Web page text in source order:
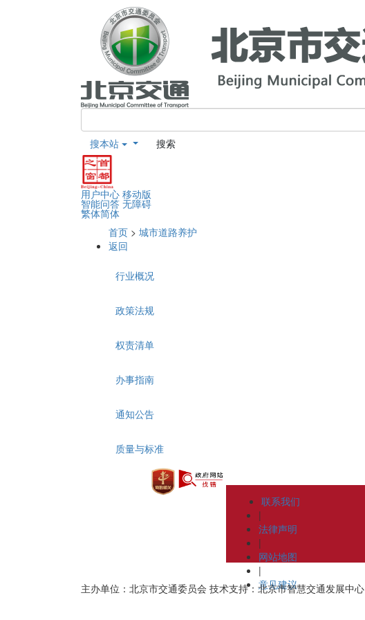
搜本站 搜索
用户中心 移动版
智能问答 无障碍
繁体简体
首页 > 城市道路养护
返回
行业概况
政策法规
权责清单
办事指南
通知公告
质量与标准
联系我们
|
法律声明
|
网站地图
|
意见建议
主办单位：北京市交通委员会 技术支持：北京市智慧交通发展中心